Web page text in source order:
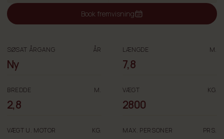
Book fremvisning
SØSAT ÅRGANG ÅR
Ny
LÆNGDE M.
7,8
BREDDE M.
2,8
VÆGT KG.
2800
VÆGT U. MOTOR KG. MAX. PERSONER PRS.